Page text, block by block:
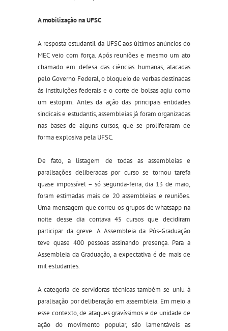
A mobilização na UFSC
A resposta estudantil da UFSC aos últimos anúncios do
MEC veio com força. Após reuniões e mesmo um ato
chamado em defesa das ciências humanas, atacadas
pelo Governo Federal, o bloqueio de verbas destinadas
às instituições federais e o corte de bolsas agiu como
um estopim. Antes da ação das principais entidades
sindicais e estudantis, assembleias já foram organizadas
nas bases de alguns cursos, que se proliferaram de
forma explosiva pela UFSC.
De fato, a listagem de todas as assembleias e
paralisações deliberadas por curso se tornou tarefa
quase impossível – só segunda-feira, dia 13 de maio,
foram estimadas mais de 20 assembleias e reuniões.
Uma mensagem que correu os grupos de whatsapp na
noite desse dia contava 45 cursos que decidiram
participar da greve. A Assembleia da Pós-Graduação
teve quase 400 pessoas assinando presença. Para a
Assembleia da Graduação, a expectativa é de mais de
mil estudantes.
A categoria de servidoras técnicas também se uniu à
paralisação por deliberação em assembleia. Em meio a
esse contexto, de ataques gravíssimos e de unidade de
ação do movimento popular, são lamentáveis as